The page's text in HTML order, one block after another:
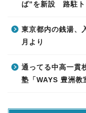
ば”を新設 路駐ト
東京都内の銭湯
月より
通ってる中高一貫
塾「WAYS 豊洲教